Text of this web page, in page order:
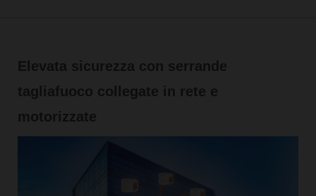
Elevata sicurezza con serrande
tagliafuoco collegate in rete e
motorizzate